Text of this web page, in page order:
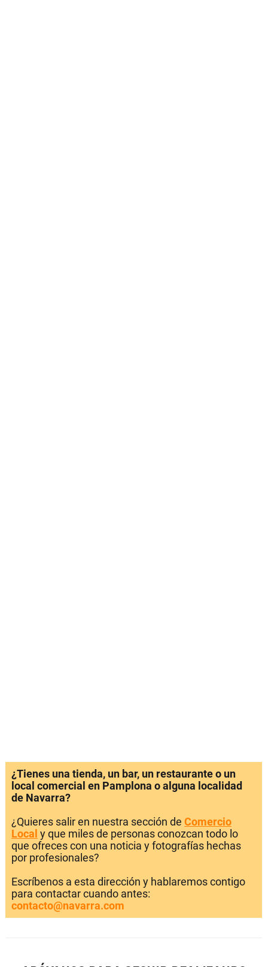
¿Tienes una tienda, un bar, un restaurante o un
local comercial en Pamplona o alguna localidad
de Navarra?
¿Quieres salir en nuestra sección de Comercio
Local y que miles de personas conozcan todo lo
que ofreces con una noticia y fotografías hechas
por profesionales?
Escríbenos a esta dirección y hablaremos contigo
para contactar cuando antes:
contacto@navarra.com